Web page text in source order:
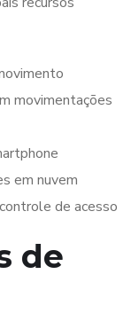
movimentações
em nuvem
de acesso
de